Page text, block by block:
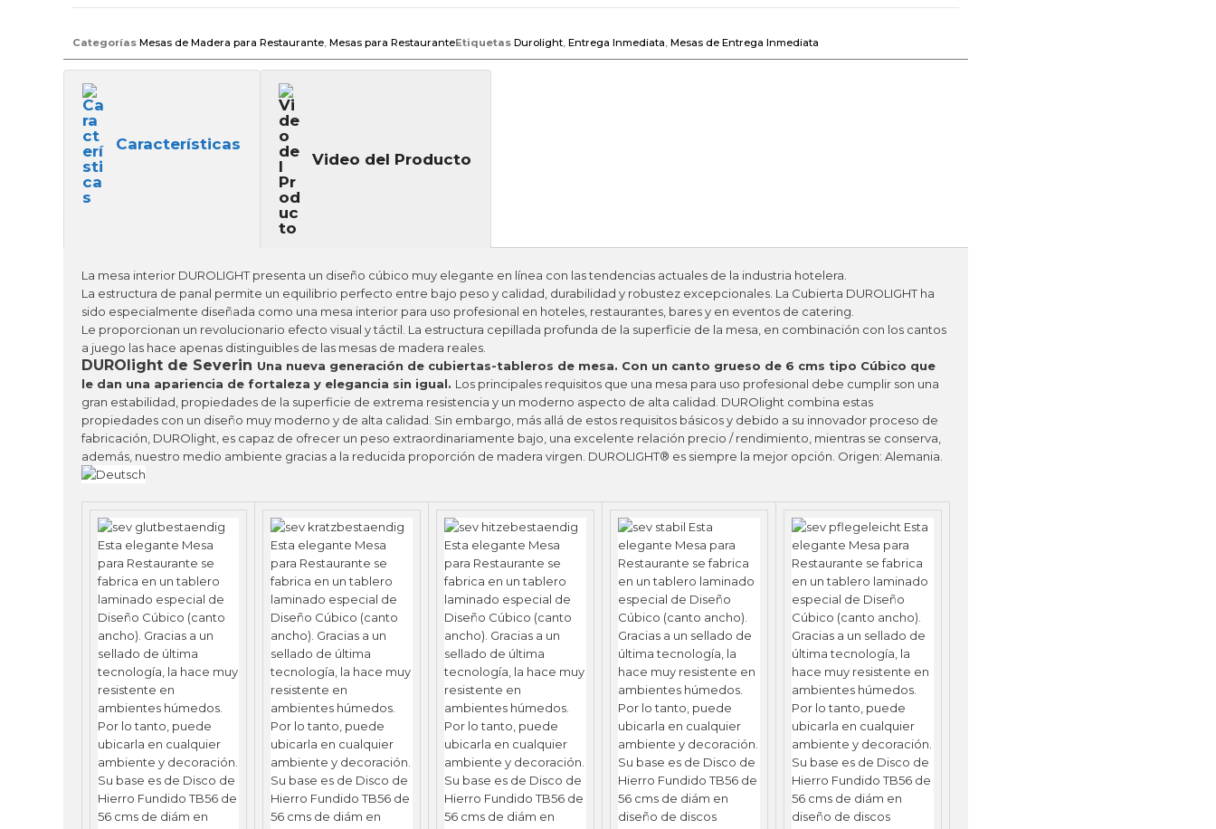
Categorías Mesas de Madera para Restaurante, Mesas para RestauranteEtiquetas Durolight, Entrega Inmediata, Mesas de Entrega Inmediata
Características
Video del Producto
La mesa interior DUROLIGHT presenta un diseño cúbico muy elegante en línea con las tendencias actuales de la industria hotelera.
La estructura de panal permite un equilibrio perfecto entre bajo peso y calidad, durabilidad y robustez excepcionales. La Cubierta DUROLIGHT ha
sido especialmente diseñada como una mesa interior para uso profesional en hoteles, restaurantes, bares y en eventos de catering.
Le proporcionan un revolucionario efecto visual y táctil. La estructura cepillada profunda de la superficie de la mesa, en combinación con los cantos
a juego las hace apenas distinguibles de las mesas de madera reales.
DUROlight de Severin Una nueva generación de cubiertas-tableros de mesa. Con un canto grueso de 6 cms tipo Cúbico que
le dan una apariencia de fortaleza y elegancia sin igual. Los principales requisitos que una mesa para uso profesional debe cumplir son una
gran estabilidad, propiedades de la superficie de extrema resistencia y un moderno aspecto de alta calidad. DUROlight combina estas
propiedades con un diseño muy moderno y de alta calidad. Sin embargo, más allá de estos requisitos básicos y debido a su innovador proceso de
fabricación, DUROlight, es capaz de ofrecer un peso extraordinariamente bajo, una excelente relación precio / rendimiento, mientras se conserva,
además, nuestro medio ambiente gracias a la reducida proporción de madera virgen. DUROLIGHT® es siempre la mejor opción . Origen: Alemania.